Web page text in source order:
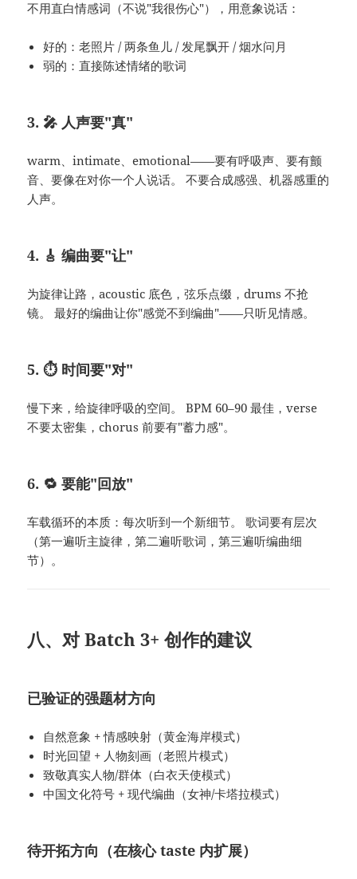
不用直白情感词（不说"我很伤心"），用意象说话：
好的：老照片 / 两条鱼儿 / 发尾飘开 / 烟水问月
弱的：直接陈述情绪的歌词
3. 🎤 人声要"真"
warm、intimate、emotional——要有呼吸声、要有颤
音、要像在对你一个人说话。 不要合成感强、机器感重的
人声。
4. 🎸 编曲要"让"
为旋律让路，acoustic 底色，弦乐点缀，drums 不抢
镜。 最好的编曲让你"感觉不到编曲"——只听见情感。
5. ⏱️ 时间要"对"
慢下来，给旋律呼吸的空间。 BPM 60–90 最佳，verse
不要太密集，chorus 前要有"蓄力感"。
6. 🔁 要能"回放"
车载循环的本质：每次听到一个新细节。 歌词要有层次
（第一遍听主旋律，第二遍听歌词，第三遍听编曲细
节）。
八、对 Batch 3+ 创作的建议
已验证的强题材方向
自然意象 + 情感映射（黄金海岸模式）
时光回望 + 人物刻画（老照片模式）
致敬真实人物/群体（白衣天使模式）
中国文化符号 + 现代编曲（女神/卡塔拉模式）
待开拓方向（在核心 taste 内扩展）